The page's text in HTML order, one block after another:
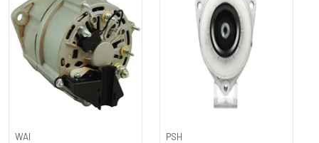
WAI PSH